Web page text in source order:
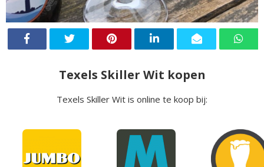
Texels Skiller Wit kopen
Texels Skiller Wit is online te koop bij: